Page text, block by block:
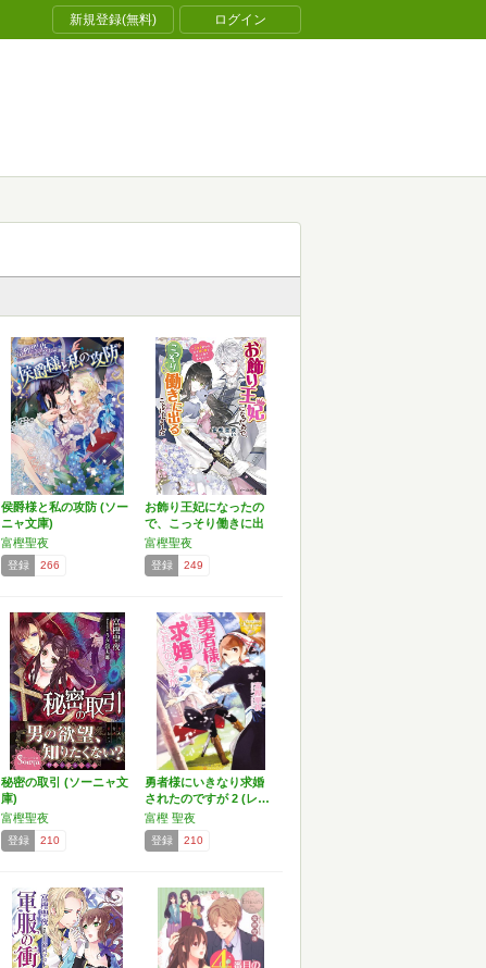
新規登録(無料) ログイン
侯爵様と私の攻防 (ソー
ニャ文庫)
富樫聖夜
登録 266
お飾り王妃になったの
で、こっそり働きに出
るこ…
富樫聖夜
登録 249
秘密の取引 (ソーニャ文
庫)
富樫聖夜
登録 210
勇者様にいきなり求婚
されたのですが 2 (レ…
富樫 聖夜
登録 210